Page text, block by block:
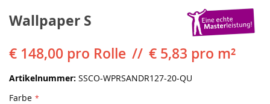
Wallpaper S
€ 148,00 pro Rolle € 5,83 pro m²
Artikelnummer SSCO-WPRSANDR127-20-QU
Farbe